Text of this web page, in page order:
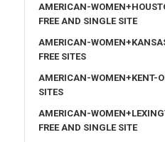
AMERICAN-
FREE AND SINGLE SITE
AMERICAN-
FREE SITES
AMERICAN-WOMEN+KENT-
SITES
AMERICAN-
FREE AND SINGLE SITE